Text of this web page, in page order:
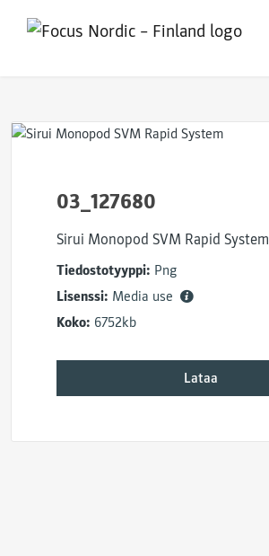
03_127680
Sirui Monopod SVM Rapid System
Tiedostotyyppi: Png
Lisenssi: Media use
Koko: 6752kb
Lataa